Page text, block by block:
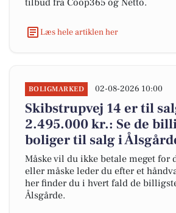
tilbud fra Coop365 og Netto.
Læs hele artiklen her
BOLIGMARKED 02-08-2026 10:00
Skibstrupvej 14 er til
2.495.000 kr.: Se de
boliger til salg i
Måske vil du ikke betale meget for
eller måske leder du efter et
her finder du i hvert fald de
Ålsgårde.